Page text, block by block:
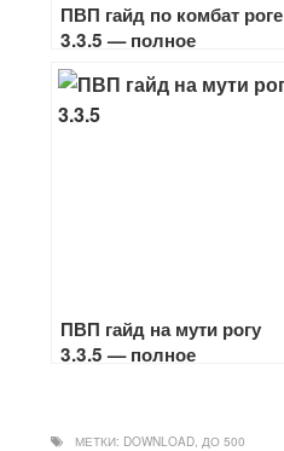
ПВП гайд по комбат роге
3.3.5 — полное
руководство по игре
разбойником
ПВП гайд на мути рогу
3.3.5 — полное
МЕТКИ: DOWNLOAD,ДО 500